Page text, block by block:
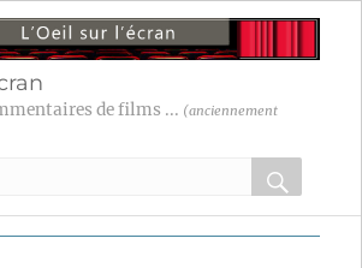
de films ... (anciennement
OK